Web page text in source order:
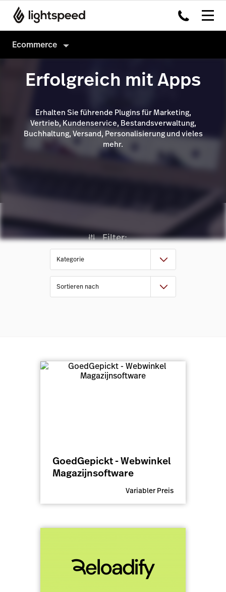
Ecommerce
Verkäufe
Instant Site
Vorhandene Website
Facebook
Marketing
Facebook Ads
E-Mail-Marketing
Management
Produkte & Warenbestand
Erfolgreich mit Apps
Erhalten Sie führende Plugins für Marketing,
Vertrieb, Kundenservice, Bestandsverwaltung,
Buchhaltung, Versand, Personalisierung und vieles
mehr.
Filter:
GoedGepickt - Webwinkel
Magazijnsoftware
Variabler Preis